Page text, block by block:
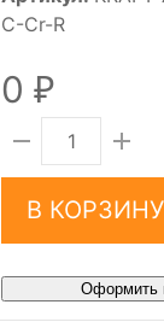
C-Cr-R
0 ₽
В КОРЗИНУ
Оформить